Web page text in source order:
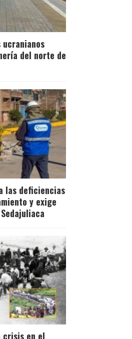
ucranianos
del norte de
las deficiencias
y exige
crisis en el